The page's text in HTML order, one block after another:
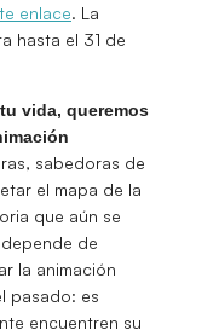
enlace. La
hasta el 31 de
vida, queremos
sabedoras de
el mapa de la
que aún se
de
la animación
pasado: es
encuentren su